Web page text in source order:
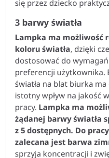
się przez dziecko
3 barwy światła
Lampka ma możliwość
koloru światła, dzięki
dostosować do
preferencji użytkownika.
światła na blat biurka
istotny wpływ na jakość
pracy. Lampka ma
żądanej barwy światła
z 5 dostępnych. Do
zalecana jest barwa
sprzyja koncentracji i